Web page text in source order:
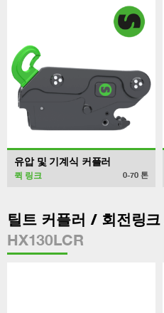
유압 및 기계식 커플러
퀵 링크 0-70 톤
틸트 커플러 / 회전링크
HX130LCR